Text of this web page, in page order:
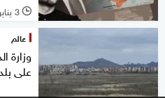
l 3 يناير 2026
عالم
وزارة
على